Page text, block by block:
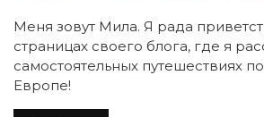
Меня зовут Мила. Я рада
страницах своего блога, где я
самостоятельных путешествиях
Европе!